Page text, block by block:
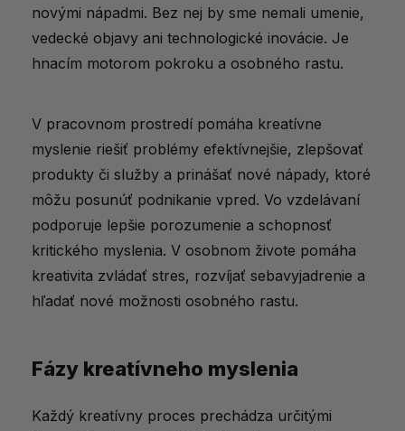
2. Inkubácia – Keď mozog pracuje na
pozadí
3. Inšpirácia (Aha moment) – Keď sa
4. Overenie a realizácia – Dostať nápad
do sveta
Ako trénovať kreatívne myslenie?
Denné návyky pre rozvoj kreativity
Ako zvládnuť kreatívny blok?
Aké doplnky stravy môžu podporiť
kreativitu?
Tvorivosť nie je dar, ale zručnosť
novými nápadmi. Bez nej by sme nemali umenie,
vedecké objavy ani technologické inovácie. Je
hnacím motorom pokroku a osobného rastu.
V pracovnom prostredí pomáha kreatívne
myslenie riešiť problémy efektívnejšie, zlepšovať
produkty či služby a prinášať nové nápady, ktoré
môžu posunúť podnikanie vpred. Vo vzdelávaní
podporuje lepšie porozumenie a schopnosť
kritického myslenia. V osobnom živote pomáha
kreativita zvládať stres, rozvíjať sebavyjadrenie a
hľadať nové možnosti osobného rastu.
Fázy kreatívneho myslenia
Každý kreatívny proces prechádza určitými